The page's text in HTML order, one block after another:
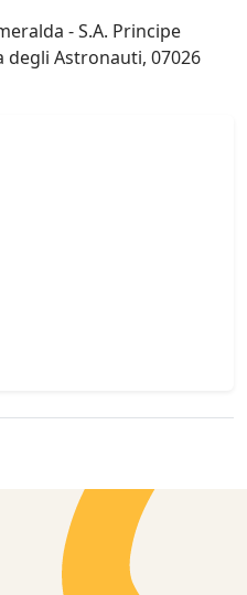
- S.A. Principe
degli Astronauti, 07026